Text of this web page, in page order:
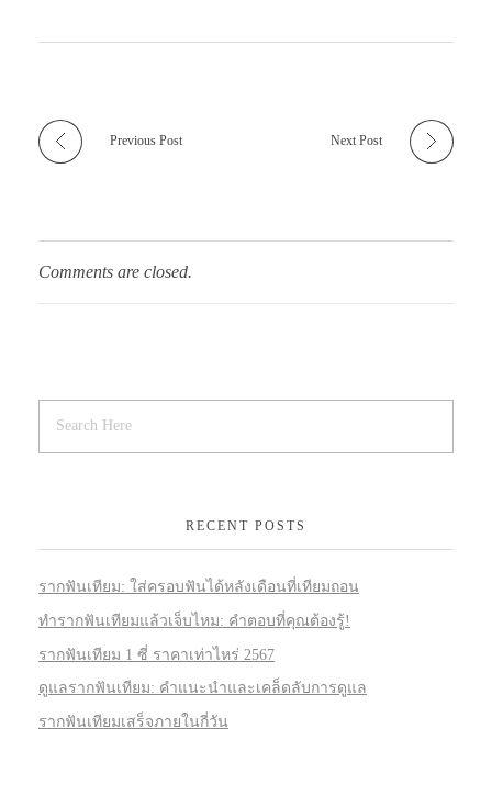
Previous Post Next Post
Comments are closed.
RECENT POSTS
รากฟันเทียม: ใส่ครอบฟันได้หลังเดือนที่เทียมถอน
ทำรากฟันเทียมแล้วเจ็บไหม: คำตอบที่คุณต้องรู้!
รากฟันเทียม 1 ซี่ ราคาเท่าไหร่ 2567
ดูแลรากฟันเทียม: คำแนะนำและเคล็ดลับการดูแล
รากฟันเทียมเสร็จภายในกี่วัน